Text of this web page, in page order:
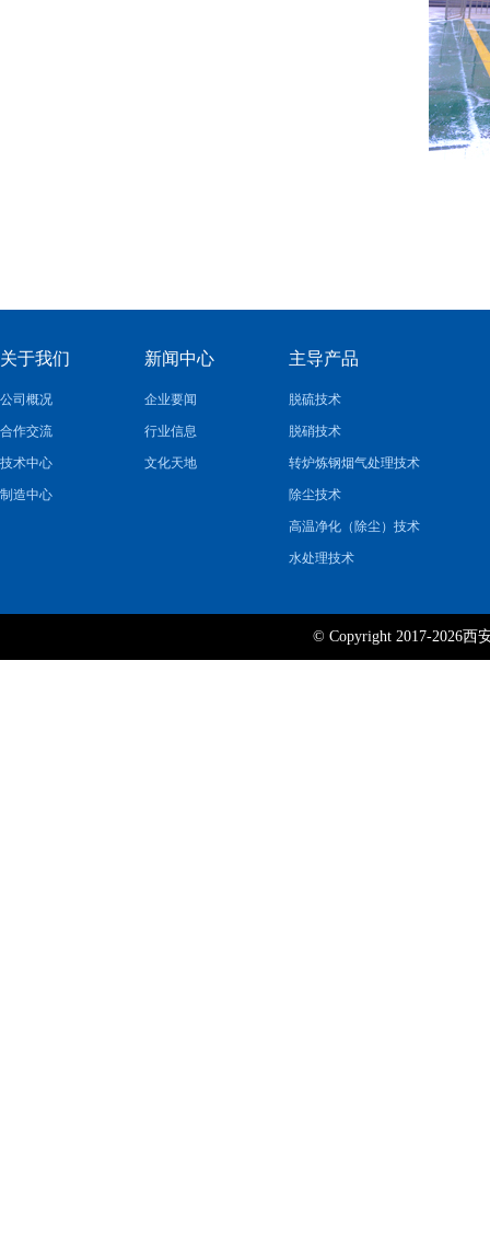
关于我们
公司概况
合作交流
技术中心
制造中心
新闻中心
企业要闻
行业信息
文化天地
主导产品
脱硫技术
脱硝技术
转炉炼钢烟气处理技术
除尘技术
高温净化（除尘）技术
水处理技术
© Copyright 2017-2026